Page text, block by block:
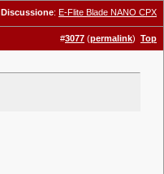
Discussione: E-Flite Blade NANO CPX
#3077 (permalink) Top